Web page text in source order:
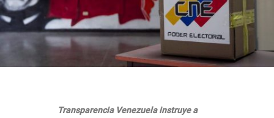
Transparencia Venezuela instruye a